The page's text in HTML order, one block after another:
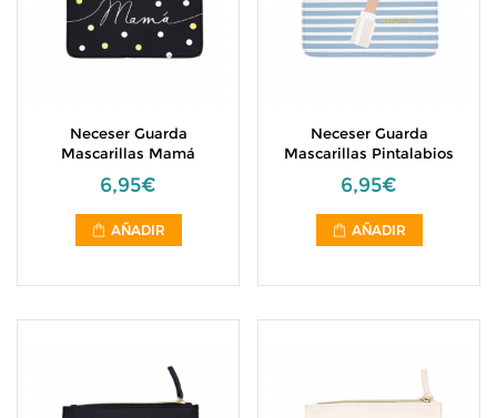
Neceser Guarda
Mascarillas Mamá
6,95€
AÑADIR
Neceser Guarda
Mascarillas Pintalabios
6,95€
AÑADIR